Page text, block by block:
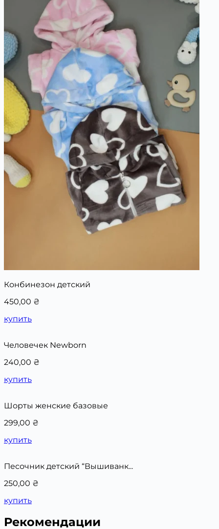
Конбинезон детский
450,00 ₴
купить
Человечек Newborn
240,00 ₴
купить
Шорты женские базовые
299,00 ₴
купить
Песочник детский “Вышиванк...
250,00 ₴
купить
Рекомендации